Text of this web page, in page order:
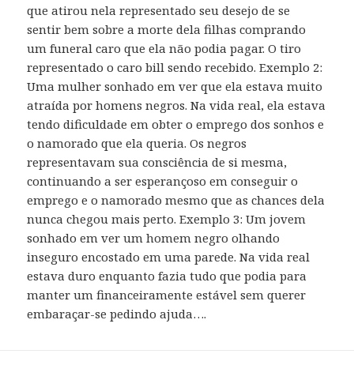
que atirou nela representado seu desejo de se
sentir bem sobre a morte dela filhas comprando
um funeral caro que ela não podia pagar. O tiro
representado o caro bill sendo recebido. Exemplo 2:
Uma mulher sonhado em ver que ela estava muito
atraída por homens negros. Na vida real, ela estava
tendo dificuldade em obter o emprego dos sonhos e
o namorado que ela queria. Os negros
representavam sua consciência de si mesma,
continuando a ser esperançoso em conseguir o
emprego e o namorado mesmo que as chances dela
nunca chegou mais perto. Exemplo 3: Um jovem
sonhado em ver um homem negro olhando
inseguro encostado em uma parede. Na vida real
estava duro enquanto fazia tudo que podia para
manter um financeiramente estável sem querer
embaraçar-se pedindo ajuda….